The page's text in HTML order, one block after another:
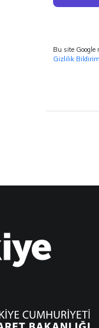
Bu site Google
Gizlilik